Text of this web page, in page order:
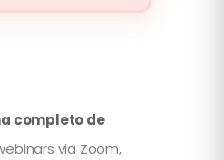
completo de
via Zoom,